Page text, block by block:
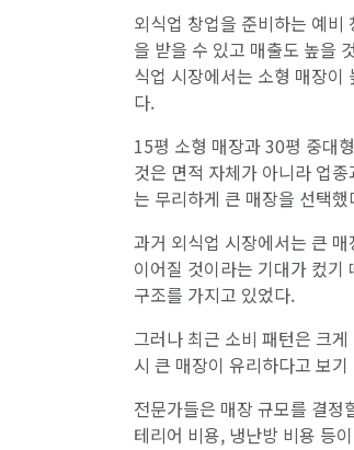
외식업 창업을 준비하는 예비
을 받을 수 있고 매출도 높을
식업 시장에서는 소형 매장이
다.
15평 소형 매장과 30평 중대
것은 면적 자체가 아니라 업
는 무리하게 큰 매장을 선택
과거 외식업 시장에서는 큰
이어질 것이라는 기대가 컸기
구조를 가지고 있었다.
그러나 최근 소비 패턴은 크
시 큰 매장이 유리하다고 보
전문가들은 매장 규모를 결정
테리어 비용, 냉난방 비용 등